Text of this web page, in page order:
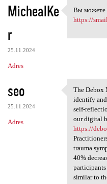
MichealKe
r
25.11.2024
Adres
Вы
Вы можете
https://
seo
25.11.2024
Adres
The
The Debox
identify
self-
our digital
https://
trauma
40%
similar to